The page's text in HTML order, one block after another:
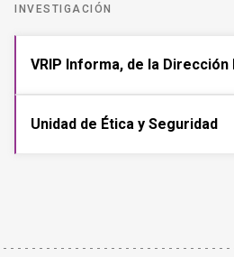
INVESTIGACIÓN
VRIP Informa, de la Dirección
Unidad de Ética y Seguridad